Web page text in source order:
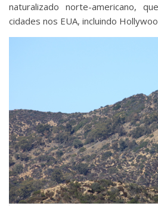
naturalizado norte-americano,
cidades nos EUA, incluindo